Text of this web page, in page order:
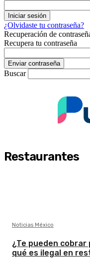
¿Olvidaste tu contraseña?
Recuperación de
Recupera tu contraseña
Buscar
Restaurantes
Noticias México
¿Te pueden
qué es ilegal en